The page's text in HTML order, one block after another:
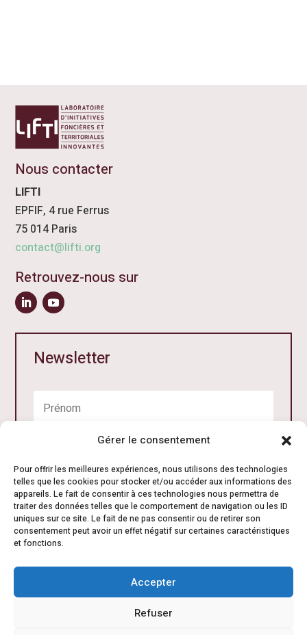
Gérer le consentement
Pour offrir les meilleures expériences, nous utilisons des technologies
telles que les cookies pour stocker et/ou accéder aux informations des
appareils. Le fait de consentir à ces technologies nous permettra de
traiter des données telles que le comportement de navigation ou les ID
uniques sur ce site. Le fait de ne pas consentir ou de retirer son
consentement peut avoir un effet négatif sur certaines caractéristiques
et fonctions.
Accepter
Refuser
Nous contacter
LIFTI
EPFIF, 4 rue Ferrus
75 014 Paris
contact@lifti.org
Retrouvez-nous sur
Newsletter
Je m'inscris